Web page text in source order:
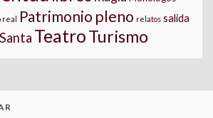
real Patrimonio pleno relatos salida
TeatroTurismo